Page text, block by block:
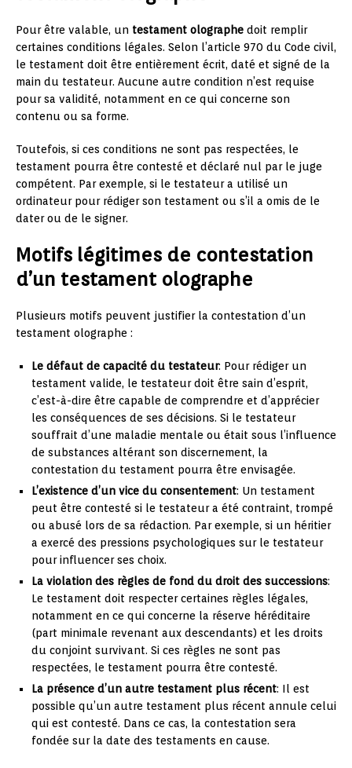
Pour être valable, un testament olographe doit remplir
certaines conditions légales. Selon l’article 970 du Code civil,
le testament doit être entièrement écrit, daté et signé de la
main du testateur. Aucune autre condition n’est requise
pour sa validité, notamment en ce qui concerne son
contenu ou sa forme.
Toutefois, si ces conditions ne sont pas respectées, le
testament pourra être contesté et déclaré nul par le juge
compétent. Par exemple, si le testateur a utilisé un
ordinateur pour rédiger son testament ou s’il a omis de le
dater ou de le signer.
Motifs légitimes de contestation
d’un testament olographe
Plusieurs motifs peuvent justifier la contestation d’un
testament olographe :
Le défaut de capacité du testateur: Pour rédiger un
testament valide, le testateur doit être sain d’esprit,
c’est-à-dire être capable de comprendre et d’apprécier
les conséquences de ses décisions. Si le testateur
souffrait d’une maladie mentale ou était sous l’influence
de substances altérant son discernement, la
contestation du testament pourra être envisagée.
L’existence d’un vice du consentement: Un testament
peut être contesté si le testateur a été contraint, trompé
ou abusé lors de sa rédaction. Par exemple, si un héritier
a exercé des pressions psychologiques sur le testateur
pour influencer ses choix.
La violation des règles de fond du droit des successions:
Le testament doit respecter certaines règles légales,
notamment en ce qui concerne la réserve héréditaire
(part minimale revenant aux descendants) et les droits
du conjoint survivant. Si ces règles ne sont pas
respectées, le testament pourra être contesté.
La présence d’un autre testament plus récent: Il est
possible qu’un autre testament plus récent annule celui
qui est contesté. Dans ce cas, la contestation sera
fondée sur la date des testaments en cause.